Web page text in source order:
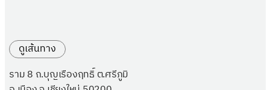
ดูเส้นทาง
ราม 8 ถ.บุญเรืองฤทธิ์ ต.ศรีภูมิ